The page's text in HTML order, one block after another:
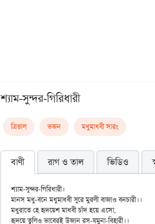
শ্যাম-সুন্দর-গিরিধারী
ত্রিতাল ভজন মধুমাধবী সারং
বাণী রাগ ও তাল ভিডিও
শ্যাম-সুন্দর-গিরিধারী।
মানস মধু-বনে মধুমাধবী সুরে মুরলী বাজাও বনচারী।।
মধুরাতে হে হৃদয়েশ মাধবী চাঁদ হয়ে এসো,
হৃদয়ে তুলিও ভাবেরই উজান রস-যমুনা-বিহারী।।